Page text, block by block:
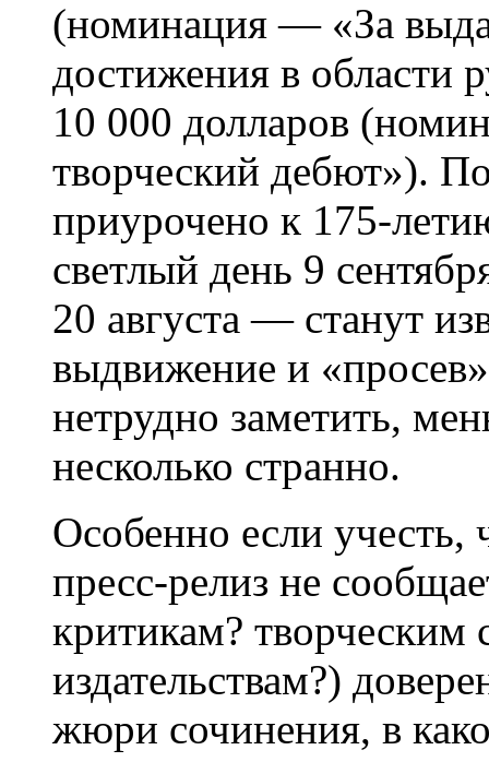
(номинация — «За
достижения в области
10 000 долларов
творческий дебют»).
приурочено к 175-
светлый день 9
20 августа — станут
выдвижение и
нетрудно заметить,
несколько странно.
Особенно если
пресс-релиз не
критикам?
издательствам?)
жюри сочинения, в